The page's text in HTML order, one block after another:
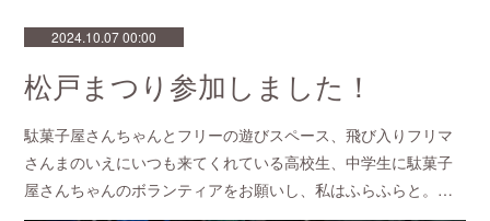
2024.10.07 00:00
松戸まつり参加しました！
駄菓子屋さんちゃんとフリーの遊びスペース、飛び入りフリマ
さんまのいえにいつも来てくれている高校生、中学生に駄菓子
屋さんちゃんのボランティアをお願いし、私はふらふらと。…